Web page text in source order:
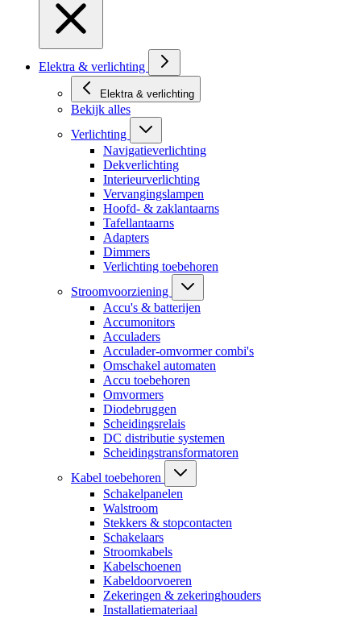
Elektra & verlichting
Elektra & verlichting
Bekijk alles
Verlichting
Navigatieverlichting
Dekverlichting
Interieurverlichting
Vervangingslampen
Hoofd- & zaklantaarns
Tafellantaarns
Adapters
Dimmers
Verlichting toebehoren
Stroomvoorziening
Accu's & batterijen
Accumonitors
Acculaders
Acculader-omvormer combi's
Omschakel automaten
Accu toebehoren
Omvormers
Diodebruggen
Scheidingsrelais
DC distributie systemen
Scheidingstransformatoren
Kabel toebehoren
Schakelpanelen
Walstroom
Stekkers & stopcontacten
Schakelaars
Stroomkabels
Kabelschoenen
Kabeldoorvoeren
Zekeringen & zekeringhouders
Installatiemateriaal